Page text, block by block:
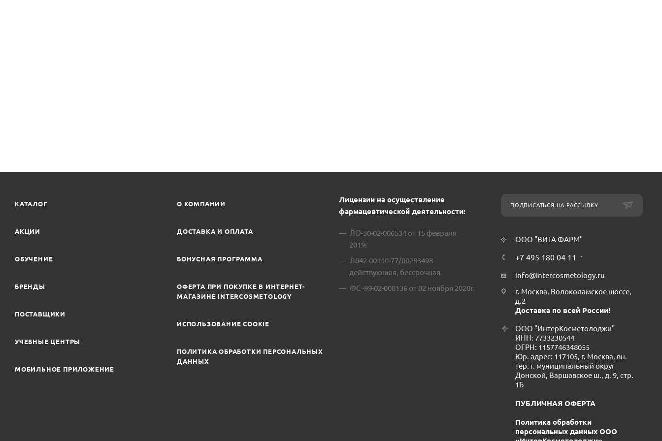
КАТАЛОГ
АКЦИИ
ОБУЧЕНИЕ
БРЕНДЫ
ПОСТАВЩИКИ
УЧЕБНЫЕ ЦЕНТРЫ
МОБИЛЬНОЕ ПРИЛОЖЕНИЕ
О КОМПАНИИ
ДОСТАВКА И ОПЛАТА
БОНУСНАЯ ПРОГРАММА
ОФЕРТА ПРИ ПОКУПКЕ В ИНТЕРНЕТ-
МАГАЗИНЕ INTERCOSMETOLOGY
ИСПОЛЬЗОВАНИЕ COOKIE
ПОЛИТИКА ОБРАБОТКИ ПЕРСОНАЛЬНЫХ
ДАННЫХ
Лицензии на осуществление
фармацевтической деятельности:
ЛО-50-02-006534 от 15 февраля
2019г
Л042-00110-77/00283498
действующая, бессрочная.
ФС -99-02-008136 от 02 ноября 2020г.
ПОДПИСАТЬСЯ НА РАССЫЛКУ
ООО "ВИТА ФАРМ"
+7 495 180 04 11
info@intercosmetology.ru
г. Москва, Волоколамское шоссе,
д.2
Доставка по всей России!
ООО "ИнтерКосметолоджи"
ИНН: 7733230544
ОГРН: 1157746348055
Юр. адрес: 117105, г. Москва, вн.
тер. г. муниципальный округ
Донской, Варшавское ш., д. 9, стр.
1Б
ПУБЛИЧНАЯ ОФЕРТА
Политика обработки
персональных данных ООО